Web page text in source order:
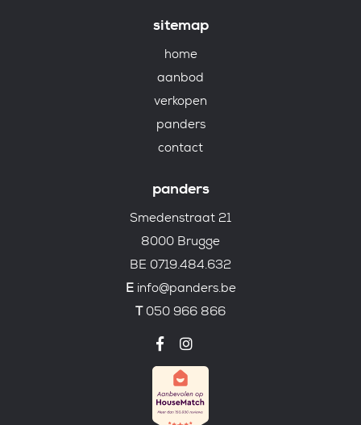
sitemap
home
aanbod
verkopen
panders
contact
panders
Smedenstraat 21
8000 Brugge
BE 0719.484.632
E info@panders.be
T 050 966 866